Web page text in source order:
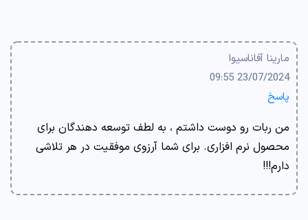
مارینا آفاناسیوا
23/07/2024 09:55
پاسخ
من ربات رو دوست داشتم ، به لطف توسعه دهندگان برای
محصول نرم افزاری. برای شما آرزوی موفقیت در هر تلاشی
دارم!!!